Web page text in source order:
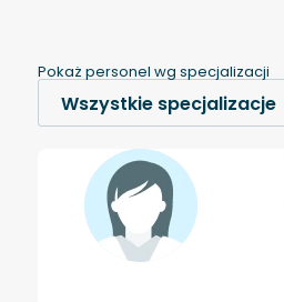
Pokaż personel wg specjalizacji